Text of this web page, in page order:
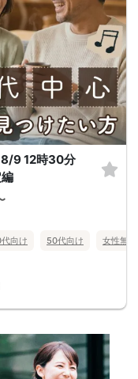
8/9 12時30分
向け 50代向け 女性無料